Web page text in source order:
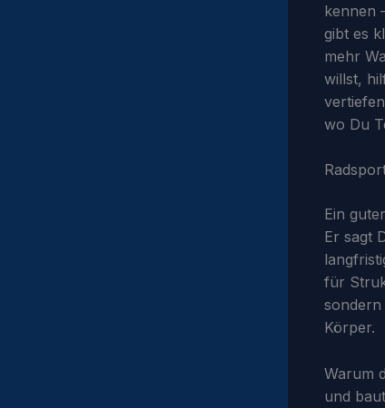
kennen
gibt es
mehr
willst,
wo Du
Ein
Er sagt
für
sondern
Körper.
Warum
und